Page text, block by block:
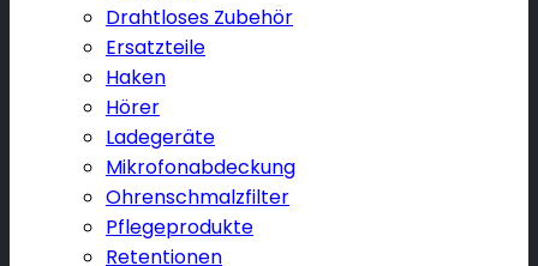
Drahtloses Zubehör
Ersatzteile
Haken
Hörer
Ladegeräte
Mikrofonabdeckung
Ohrenschmalzfilter
Pflegeprodukte
Retentionen